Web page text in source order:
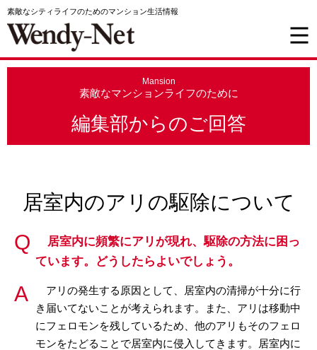
素敵なシティライフのためのマンション生活情報
Mansion
素敵なマンションライフのために
編集部からのご回答
居室内のアリの駆除について
居室内に頻繁にアリが現れ、駆除の方法に困っ
ています。どうしたらよいでしょう。
アリの発生する原因として、居室内の清掃が十分に行
き届いてないことが考えられます。また、アリは移動中
にフェロモンを残しているため、他のアリもそのフェロ
モンをたどることで居室内に侵入してきます。居室内に